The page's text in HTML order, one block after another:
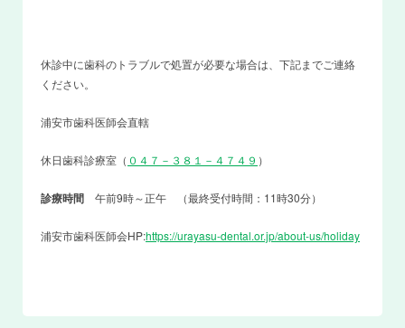
休診中に歯科のトラブルで処置が必要な場合は、下記までご連絡
ください。
浦安市歯科医師会直轄
休日歯科診療室（ ０４７－３８１－４７４９ ）
診療時間 午前9時～正午 （最終受付時間：11時30分）
浦安市歯科医師会HP:https://urayasu-dental.or.jp/about-us/holiday